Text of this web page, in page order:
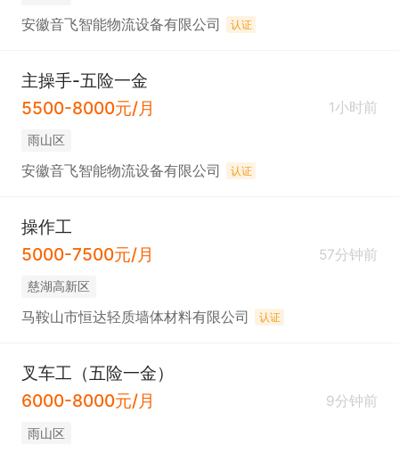
安徽音飞智能物流设备有限公司 认证
主操手-五险一金
5500-8000元/月
1小时前
雨山区
安徽音飞智能物流设备有限公司 认证
操作工
5000-7500元/月
57分钟前
慈湖高新区
马鞍山市恒达轻质墙体材料有限公司 认证
叉车工（五险一金）
6000-8000元/月
9分钟前
雨山区